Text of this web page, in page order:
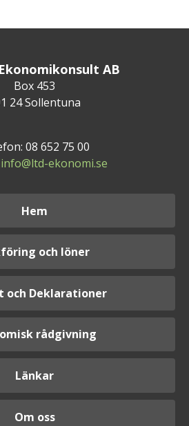
AB
Box 453
24 Sollentuna
08 652 75 00
info@ltd-ekonomi.se
Hem
och löner
och Deklarationer
rådgivning
Länkar
Om oss